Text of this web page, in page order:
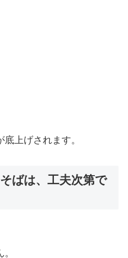
上げされます。
ばは、工夫次第で